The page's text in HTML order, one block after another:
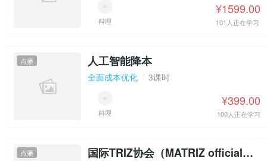
科理
¥1599.00
101人正在学习
点播 人工智能降本
全面成本优化 3课时
科理
¥399.00
100人正在学习
点播 国际TRIZ协会（MATRIZ official）一级认证